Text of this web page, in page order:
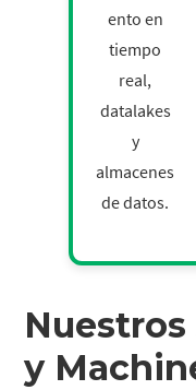
ento en
tiempo
real,
datalakes
y
almacenes
de datos.
y